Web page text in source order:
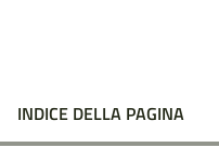
INDICE DELLA PAGINA